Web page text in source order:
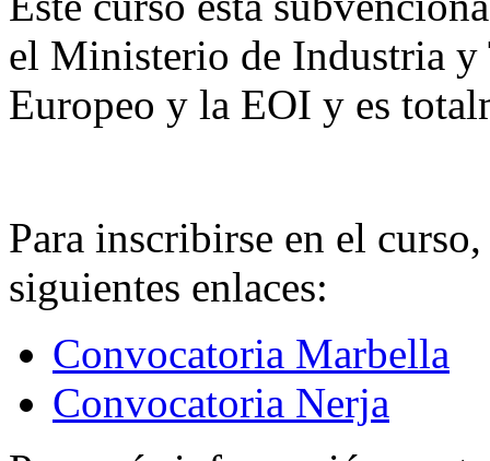
el Ministerio de Industria
Europeo y la EOI y es
Para inscribirse en el
siguientes enlaces:
Convocatoria Marbella
Convocatoria Nerja